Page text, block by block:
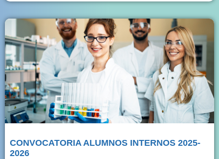
CONVOCATORIA ALUMNOS INTERNOS 2025-
2026